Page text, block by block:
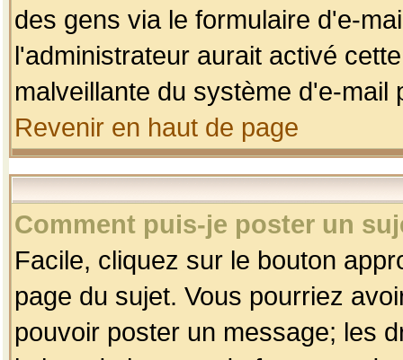
des gens via le formulaire d'e-
l'administrateur aurait activé
malveillante du système d'e-
Revenir en haut de page
Comment puis-je poster un
Facile, cliquez sur le bouton
page du sujet. Vous pourriez
pouvoir poster un message; les